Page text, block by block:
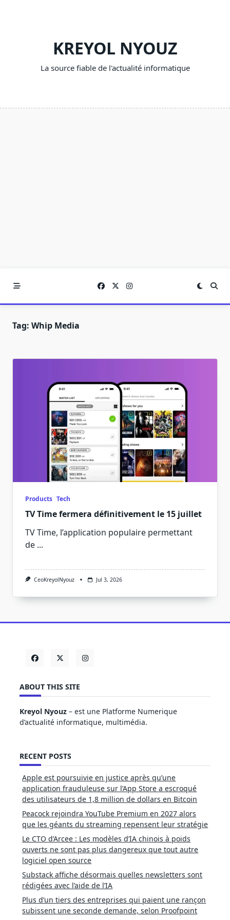
KREYOL NYOUZ
La source fiable de l'actualité informatique
Tag: Whip Media
Products Tech
TV Time fermera définitivement le 15 juillet
TV Time, l’application populaire permettant
de ...
CeoKreyolNyouz Jul 3, 2026
ABOUT THIS SITE
Kreyol Nyouz – est une Platforme Numerique
d’actualité informatique, multimédia.
RECENT POSTS
Apple est poursuivie en justice après qu’une
application frauduleuse sur l’App Store a escroqué
des utilisateurs de 1,8 million de dollars en Bitcoin
Peacock rejoindra YouTube Premium en 2027 alors
que les géants du streaming repensent leur stratégie
Le CTO d’Arcee : Les modèles d’IA chinois à poids
ouverts ne sont pas plus dangereux que tout autre
logiciel open source
Substack affiche désormais quelles newsletters sont
rédigées avec l’aide de l’IA
Plus d’un tiers des entreprises qui paient une rançon
subissent une seconde demande, selon Proofpoint